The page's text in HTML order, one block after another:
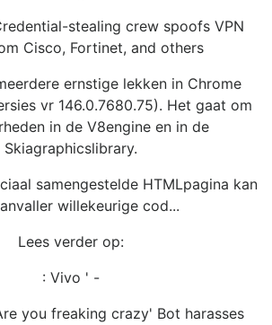
stealing crew spoofs VPN
Cisco, Fortinet, and others
ernstige lekken in Chrome
vr 146.0.7680.75). Het gaat om
in de V8engine en in de
Skiagraphicslibrary.
samengestelde HTMLpagina kan
willekeurige cod...
Lees verder op:
: Vivo ' -
you freaking crazy' Bot harasses